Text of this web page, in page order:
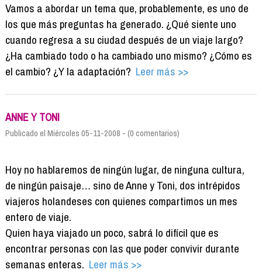
Vamos a abordar un tema que, probablemente, es uno de
los que más preguntas ha generado. ¿Qué siente uno
cuando regresa a su ciudad después de un viaje largo?
¿Ha cambiado todo o ha cambiado uno mismo? ¿Cómo es
el cambio? ¿Y la adaptación? Leer más >>
ANNE Y TONI
Publicado el Miércoles 05-11-2008 - (0 comentarios)
Hoy no hablaremos de ningún lugar, de ninguna cultura,
de ningún paisaje… sino de Anne y Toni, dos intrépidos
viajeros holandeses con quienes compartimos un mes
entero de viaje.
Quien haya viajado un poco, sabrá lo difícil que es
encontrar personas con las que poder convivir durante
semanas enteras. Leer más >>